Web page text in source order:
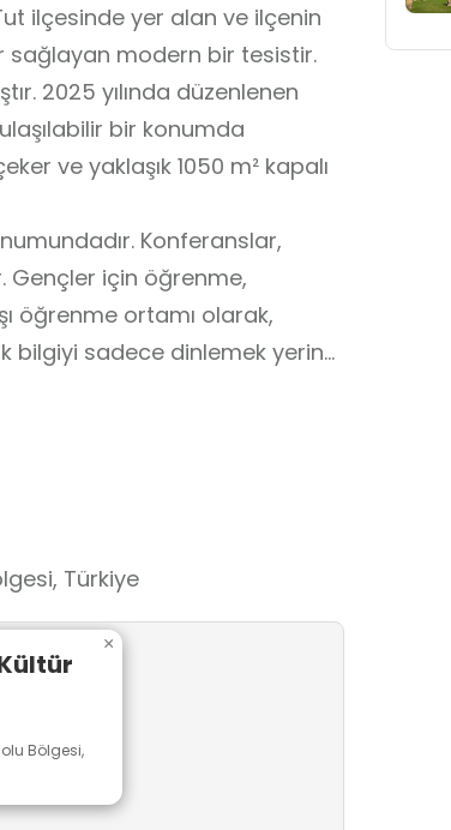
ilçesinde yer alan ve ilçenin
sağlayan modern bir tesistir.
2025 yılında düzenlenen
ve yaklaşık 1050 m² kapalı
Konferanslar,
öğrenme ortamı olarak,
bilgiyi sadece dinlemek yerine
ortamı, öğrencilerin kitap
iş birliği ve sosyal uyum
Türkiye
Bölgesi,
×